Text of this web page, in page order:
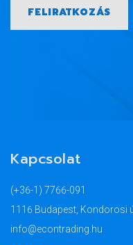
FELIRATKOZÁS
Kapcsolat
(+36-1) 7766-091
1116 Budapest, Kondorosi
info@econtrading.hu